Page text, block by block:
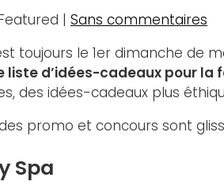
| Sans commentaires
toujours le 1er dimanche de
liste d’idées-cadeaux pour la
des idées-cadeaux plus
promo et concours sont
Spa